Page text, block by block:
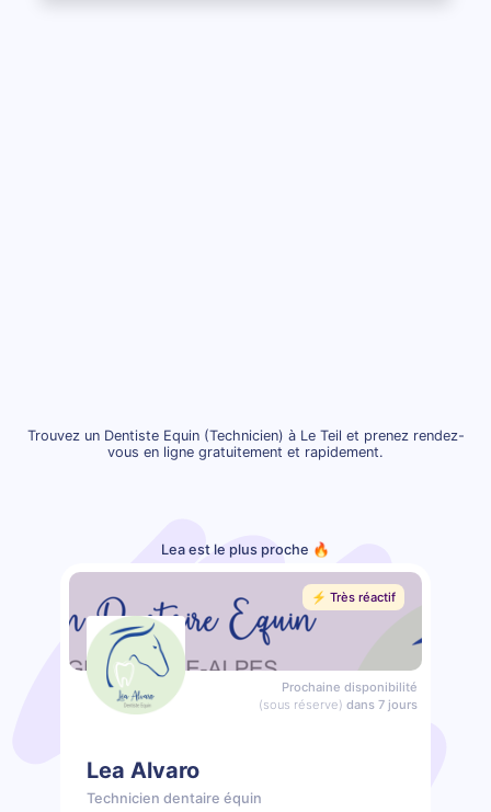
Trouvez un Dentiste Equin (Technicien) à Le Teil et prenez rendez-
vous en ligne gratuitement et rapidement.
Lea est le plus proche 🔥
⚡️ Très réactif
Prochaine disponibilité
(sous réserve) dans 7 jours
Lea Alvaro
Technicien dentaire équin